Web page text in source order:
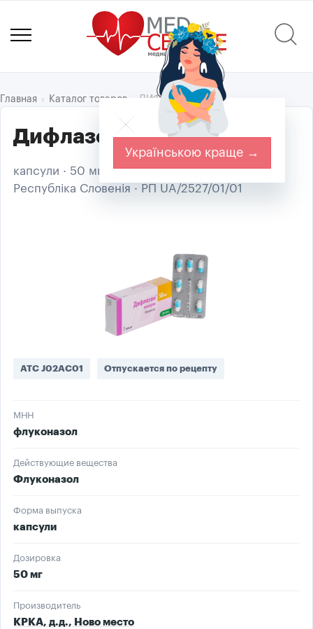
Главная Каталог товаров ДИФЛАЗОН®
Дифлазон капс. 50 мг №7
капсули · 50 мг · КРКА, д.д., Ново место ·
Республіка Словенія · РП UA/2527/01/01
ATC J02AC01 Отпускается по рецепту
МНН
флуконазол
Действующие вещества
Флуконазол
Форма выпуска
капсули
Дозировка
50 мг
Производитель
КРКА, д.д., Ново место
Українською краще →